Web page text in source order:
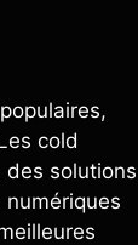
cold
des solutions